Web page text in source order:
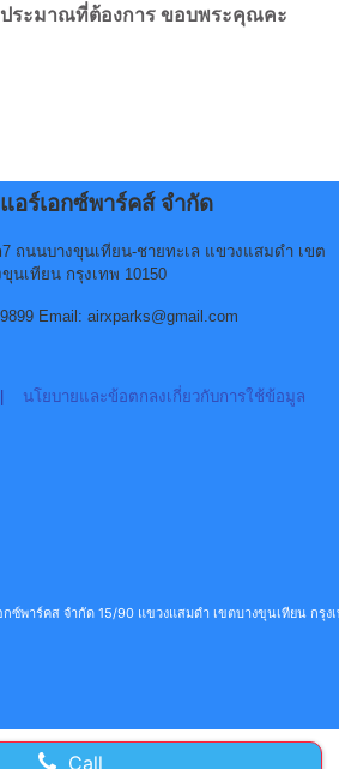
ประมาณที่ต้องการ ขอบพระคุณคะ
อร์เอกซ์พาร์คส์ จำกัด
7 ถนนบางขุนเทียน-ชายทะเล แขวงแสมดำ เขต
ขุนเทียน กรุงเทพ 10150
Email: airxparks@gmail.com
นโยบายและข้อตกลงเกี่ยวกับการใช้ข้อมูล
ซ์พาร์คส จำกัด 15/90 แขวงแสมดำ เขตบางขุนเทียน กรุ
Call